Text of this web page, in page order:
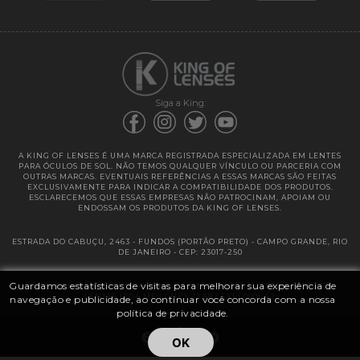
Guardamos estatísticas de visitas para melhorar sua experiência de
navegação e publicidade, ao continuar você concorda com a nossa
política de privacidade.
OK
Siga a King:
A KING OF LENSES É UMA MARCA REGISTRADA ESPECIALIZADA EM LENTES
PARA ÓCULOS DE SOL. NÃO TEMOS QUALQUER VÍNCULO OU PARCERIA COM
OUTRAS MARCAS. EVENTUAIS REFERÊNCIAS A ESSAS MARCAS SÃO FEITAS
EXCLUSIVAMENTE PARA INDICAR A COMPATIBILIDADE DOS PRODUTOS.
ESCLARECEMOS QUE ESSAS EMPRESAS NÃO PATROCINAM, APOIAM OU
ENDOSSAM OS PRODUTOS DA KING OF LENSES.
ESTRADA DO CABUÇU, 2463 - FUNDOS (PORTÃO PRETO) - CAMPO GRANDE, RIO
DE JANEIRO - CEP: 23017-250
@ 2025 | KING OF LENSES - KING OF IMPORTAÇÃO E DISTRIBUIÇÃO DE
LENTES LTDA ME | CNPJ: 13.682.533 / 0001-42